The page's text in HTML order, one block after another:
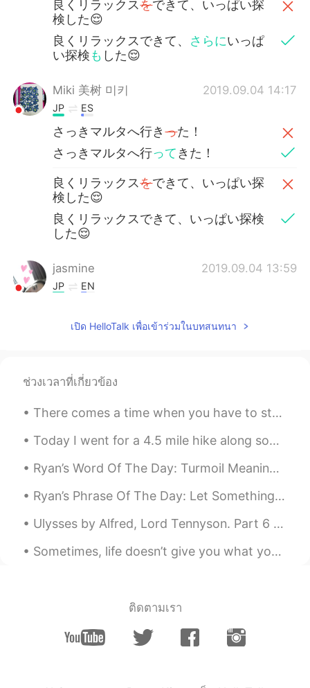
良くリラックスをできて、いっぱい探
検した😌
良くリラックスできて、 さらにいっぱ
い探検も した😌
Miki 美树 미키 2019.09.04 14:17
JP ES
さっきマルタへ行きった！
さっきマルタへ行って きた！
良くリラックスをできて、いっぱい探
検した😌
良くリラックスできて、いっぱい探検
した😌
jasmine 2019.09.04 13:59
JP EN
beautiful photo😊
เปิด HelloTalk เพื่อเข้าร่วมในบทสนทนา
ช่วงเวลาที่เกี่ยวข้อง
There comes a time when you have to stop crossing oceans for people who wouldn’t even jump puddle...
Today I went for a 4.5 mile hike along some small waterfalls in the White Mountains ❤️ 🏔️ 🥾 It wa...
Ryan’s Word Of The Day: Turmoil Meaning: Trouble, instability Example (1): “So many countries ...
Ryan’s Phrase Of The Day: Let Something Slide Meaning: Let it to, forget it, no punishment Exa...
Ulysses by Alfred, Lord Tennyson. Part 6 of 7. The lights begin to twinkle from the rocks: The ...
Sometimes, life doesn’t give you what you want, not because you don’t deserve it, but because you...
ติดตามเรา